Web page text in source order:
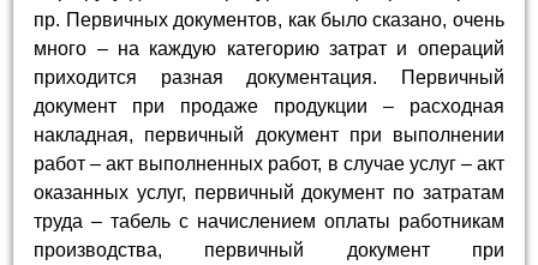
пр. Первичных документов, как было сказано, очень
много – на каждую категорию затрат и операций
приходится разная документация. Первичный
документ при продаже продукции – расходная
накладная, первичный документ при выполнении
работ – акт выполненных работ, в случае услуг – акт
оказанных услуг, первичный документ по затратам
труда – табель с начислением оплаты работникам
производства, первичный документ при